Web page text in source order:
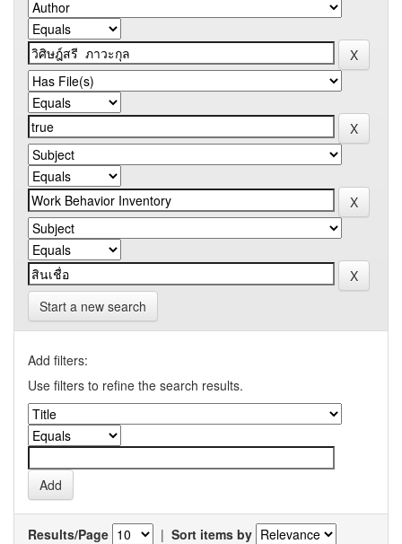
Start a new search
Add filters:
Use filters to refine the search results.
Results/Page | Sort items by